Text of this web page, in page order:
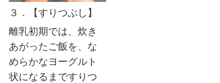
３．【すりつぶし】
離乳初期では、炊き
あがったご飯を、な
めらかなヨーグルト
状になるまですりつ